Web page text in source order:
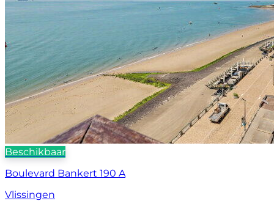
Beschikbaar
Boulevard Bankert 190 A
Vlissingen